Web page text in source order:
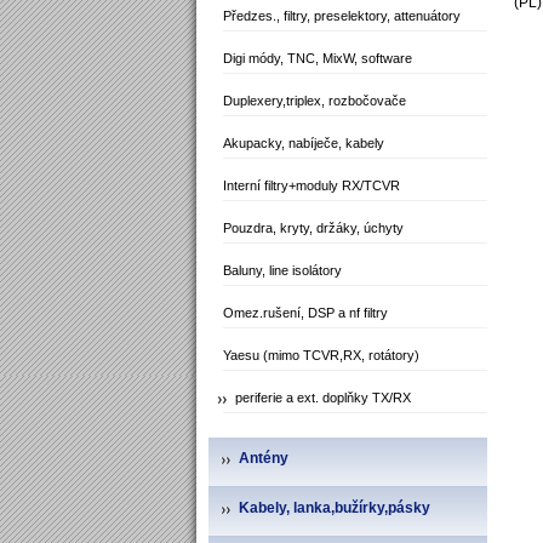
Předzes., filtry, preselektory, attenuátory
Digi módy, TNC, MixW, software
Duplexery,triplex, rozbočovače
Akupacky, nabíječe, kabely
Interní filtry+moduly RX/TCVR
Pouzdra, kryty, držáky, úchyty
Baluny, line isolátory
Omez.rušení, DSP a nf filtry
Yaesu (mimo TCVR,RX, rotátory)
periferie a ext. doplňky TX/RX
Antény
Kabely, lanka,bužírky,pásky